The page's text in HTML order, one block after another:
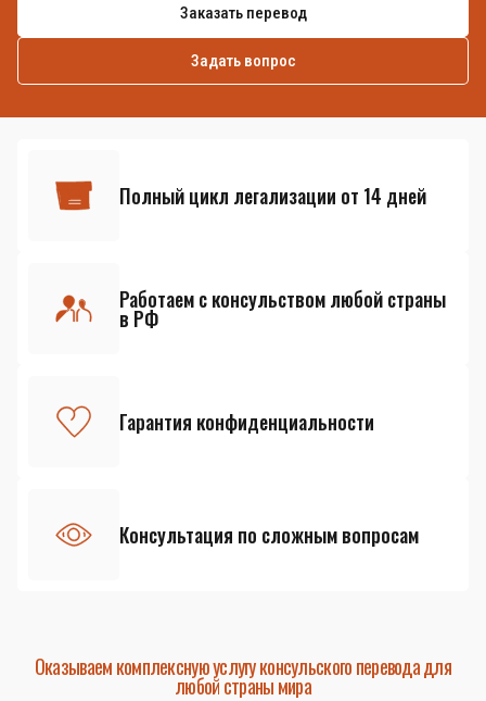
Заказать перевод
Задать вопрос
Полный цикл легализации от 14 дней
Работаем с консульством любой страны
в РФ
Гарантия конфиденциальности
Консультация по сложным вопросам
Оказываем комплексную услугу консульского перевода для
любой страны мира